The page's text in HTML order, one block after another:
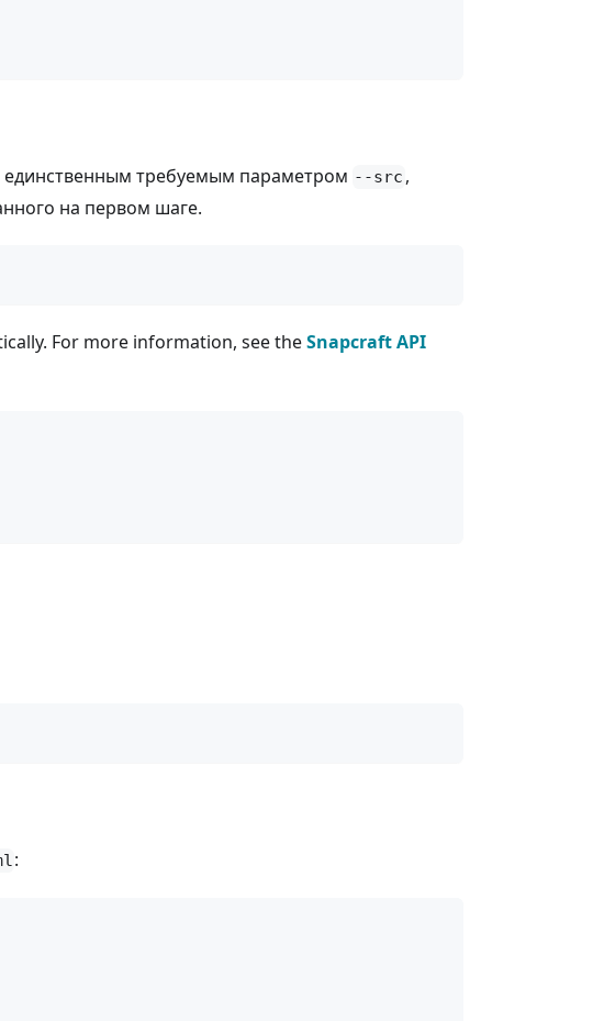
единственным требуемым параметром --src ,
на первом шаге.
For more information, see theSnapcraft API
: